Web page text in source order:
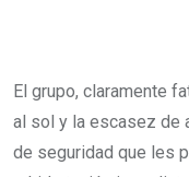
El grupo, claramente
al sol y la escasez de
de seguridad que les